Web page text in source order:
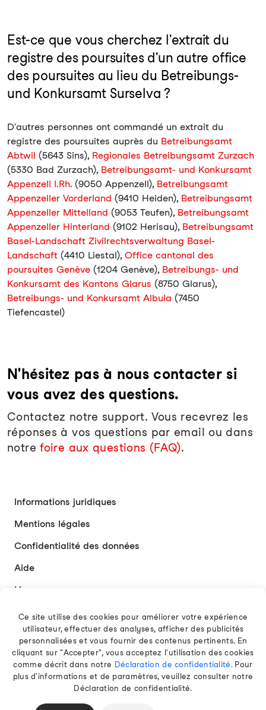
Est-ce que vous cherchez l'extrait du
registre des poursuites d'un autre office
des poursuites au lieu du Betreibungs-
und Konkursamt Surselva ?
D'autres personnes ont commandé un extrait du
registre des poursuites auprès du Betreibungsamt
Abtwil (5643 Sins), Regionales Betreibungsamt Zurzach
(5330 Bad Zurzach), Betreibungsamt- und Konkursamt
Appenzell I.Rh. (9050 Appenzell), Betreibungsamt
Appenzeller Vorderland (9410 Heiden), Betreibungsamt
Appenzeller Mittelland (9053 Teufen), Betreibungsamt
Appenzeller Hinterland (9102 Herisau), Betreibungsamt
Basel-Landschaft Zivilrechtsverwaltung Basel-
Landschaft (4410 Liestal), Office cantonal des
poursuites Genève (1204 Genève), Betreibungs- und
Konkursamt des Kantons Glarus (8750 Glarus),
Betreibungs- und Konkursamt Albula (7450
Tiefencastel)
N'hésitez pas à nous contacter si
vous avez des questions.
Contactez notre support. Vous recevrez les
réponses à vos questions par email ou dans
notrefoire aux questions (FAQ).
Informations juridiques
Mentions légales
Confidentialité des données
Aide
Liens
Contact
Français
© 2026 EAMT GmbH
Ce site utilise des cookies pour améliorer votre expérience
utilisateur, effectuer des analyses, afficher des publicités
personnalisées et vous fournir des contenus pertinents. En
cliquant sur "Accepter", vous acceptez l'utilisation des cookies
comme décrit dans notre Déclaration de confidentialité.Pour
plus d'informations et de paramètres, veuillez consulter notre
Déclaration de confidentialité.